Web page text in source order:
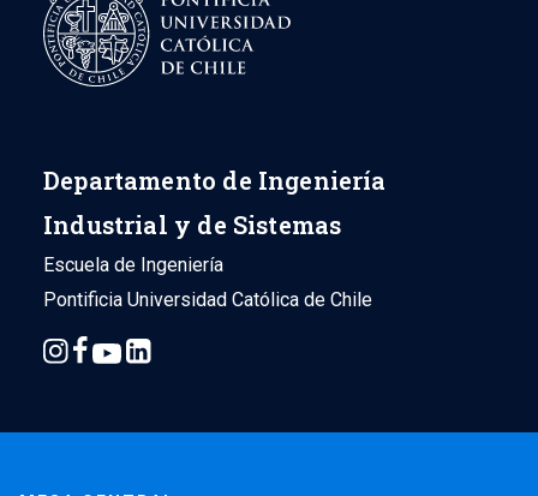
Departamento de Ingeniería
Industrial y de Sistemas
Escuela de Ingeniería
Pontificia Universidad Católica de Chile